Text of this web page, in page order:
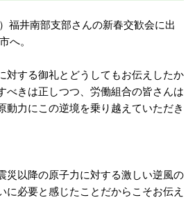
福井南部支部さんの新春交歓会に出
へ。
対する御礼とどうしてもお伝えしたか
べきは正しつつ、労働組合の皆さんは
力にこの逆境を乗り越えていただき
災以降の原子力に対する激しい逆風の
必要と感じたことだからこそお伝え